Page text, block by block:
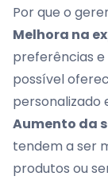
Por que o
Melhora na
preferências e
possível
personalizado
Aumento da
tendem a ser
produtos ou